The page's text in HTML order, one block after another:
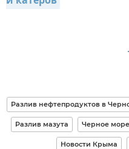
Разлив нефтепродуктов в
Разлив мазута Черное море
Новости Крыма